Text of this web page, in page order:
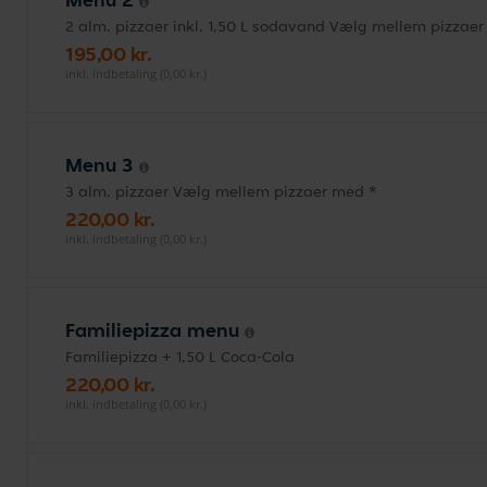
2 alm. pizzaer inkl. 1,50 L sodavand Vælg mellem
195,00 kr.
inkl. indbetaling (0,00 kr.)
Menu 3
3 alm. pizzaer Vælg mellem pizzaer med *
220,00 kr.
inkl. indbetaling (0,00 kr.)
Familiepizza menu
Familiepizza + 1,50 L Coca-Cola
220,00 kr.
inkl. indbetaling (0,00 kr.)